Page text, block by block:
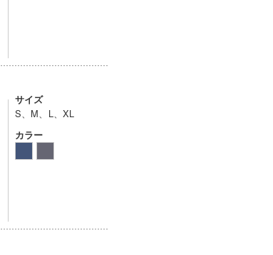
サイズ
S、M、L、XL
カラー